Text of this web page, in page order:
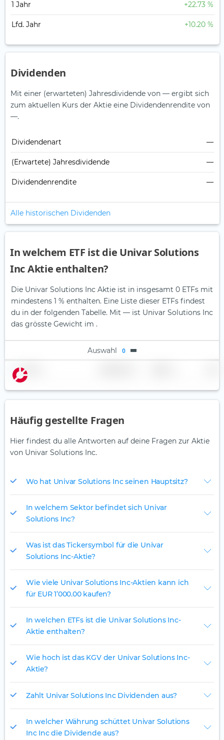
1 Jahr +22.73 %
Lfd. Jahr +10.20 %
Dividenden
Mit einer (erwarteten) Jahresdividende von — ergibt sich
zum aktuellen Kurs der Aktie eine Dividendenrendite von
—.
Dividendenart —
(Erwartete) Jahresdividende —
Dividendenrendite —
Alle historischen Dividenden
In welchem ETF ist die Univar Solutions
Inc Aktie enthalten?
Die Univar Solutions Inc Aktie ist in insgesamt 0 ETFs mit
mindestens 1 % enthalten. Eine Liste dieser ETFs findest
du in der folgenden Tabelle. Mit — ist Univar Solutions Inc
das grösste Gewicht im .
Auswahl 0
Name
Häufig gestellte Fragen
Hier findest du alle Antworten auf deine Fragen zur Aktie
von Univar Solutions Inc.
Wo hat Univar Solutions Inc seinen Hauptsitz?
In welchem Sektor befindet sich Univar
Solutions Inc?
Was ist das Tickersymbol für die Univar
Solutions Inc-Aktie?
Wie viele Univar Solutions Inc-Aktien kann ich
für EUR 1’000.00 kaufen?
In welchen ETFs ist die Univar Solutions Inc-
Aktie enthalten?
Wie hoch ist das KGV der Univar Solutions Inc-
Aktie?
Zahlt Univar Solutions Inc Dividenden aus?
In welcher Währung schüttet Univar Solutions
Inc Inc die Dividende aus?